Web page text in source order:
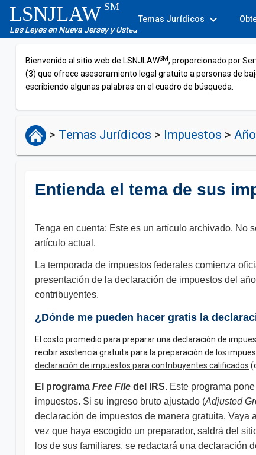
LSNJLAW SM
Las Leyes en Nueva Jersey y Usted
Temas Jurídicos expand_more
Bienvenido al sitio web de LSNJLAWSM, proporcionado por
(3) que ofrece asesoramiento legal gratuito a personas de
escribiendo algunas palabras en el cuadro de búsqueda.
> Temas Jurídicos > Impuestos >
Entienda el tema de sus
Tenga en cuenta: Este es un artículo archivado. No
artículo actual​ .
La temporada de impuestos federales comienza
presentación de la declaración de impuestos del
contribuyentes.
¿Dónde me pueden hacer gratis la
El costo promedio para preparar una declaración de
recibir asistencia gratuita para la preparación de los
declaración de impuestos para contribuyentes calificados
El programa Free File del IRS. Este programa
impuestos. Si su ingreso bruto ajustado (Adjusted
declaración de impuestos de manera gratuita. Vaya a
vez que haya escogido un preparador, saldrá del
los de sus familiares, se redactará una declaración